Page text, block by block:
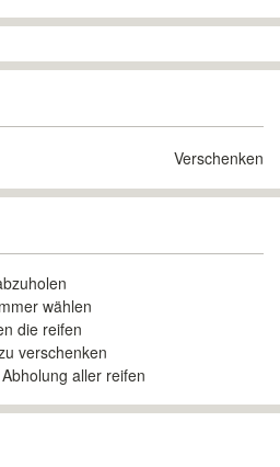
Verschenken
wählen
die reifen
verschenken
aller reifen